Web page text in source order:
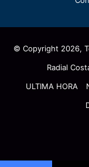
© Copyright 2026,
Radial
ULTIMA HORA